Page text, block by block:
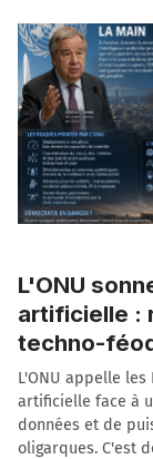
L'ONU
artificielle :
techno-
L'ONU appelle
artificielle face à
données et de
oligarques. C'est